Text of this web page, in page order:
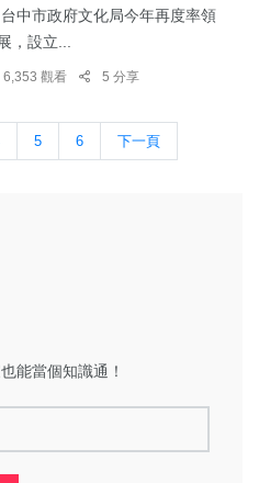
中市政府文化局今年再度率領
，設立...
6,353 觀看 5 分享
5 6 下一頁
能當個知識通！